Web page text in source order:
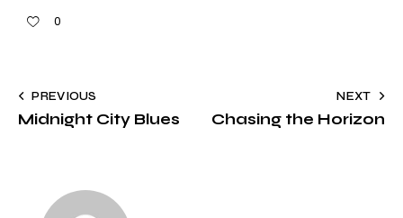
0
PREVIOUS
Midnight City Blues
NEXT
Chasing the Horizon